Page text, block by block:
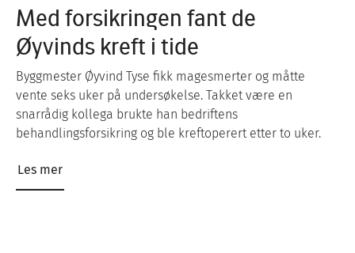
Med forsikringen fant de
Øyvinds kreft i tide
Byggmester Øyvind Tyse fikk magesmerter og måtte
vente seks uker på undersøkelse. Takket være en
snarrådig kollega brukte han bedriftens
behandlingsforsikring og ble kreftoperert etter to uker.
Les mer